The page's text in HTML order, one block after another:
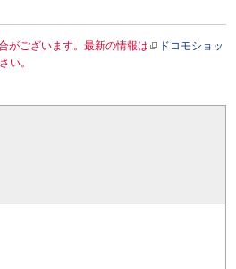
がございます。最新の情報は
ドコモショッ
い。